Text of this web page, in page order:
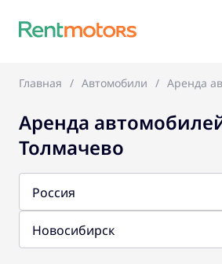
Главная Автомобили Аренда
Аренда
Толмачево
Россия
Новосибирск